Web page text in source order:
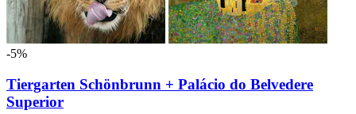
-5%
Tiergarten Schönbrunn + Palácio do Belvedere
Superior